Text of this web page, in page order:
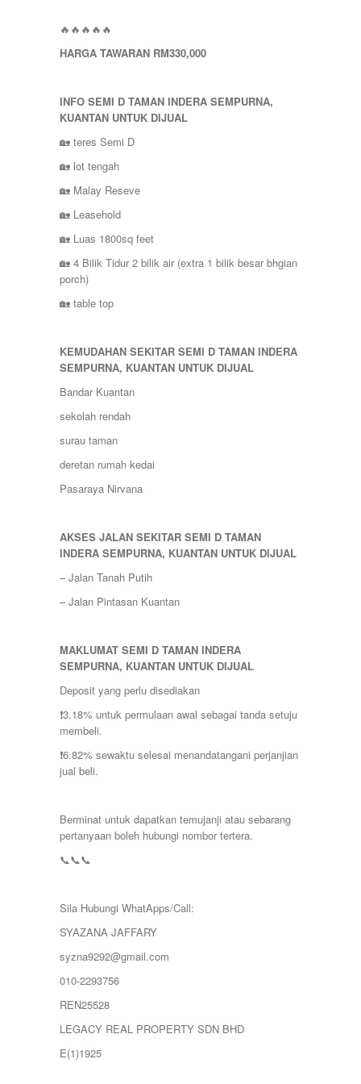
SEPANG
TEMERLOH
🔥🔥🔥🔥🔥
HARGA TAWARAN RM330,000
INFO SEMI D TAMAN INDERA SEMPURNA,
KUANTAN UNTUK DIJUAL
🏡 teres Semi D
🏡 lot tengah
🏡 Malay Reseve
🏡 Leasehold
🏡 Luas 1800sq feet
🏡 4 Bilik Tidur 2 bilik air (extra 1 bilik besar bhgian
porch)
🏡 table top
KEMUDAHAN SEKITAR SEMI D TAMAN INDERA
SEMPURNA, KUANTAN UNTUK DIJUAL
Bandar Kuantan
sekolah rendah
surau taman
deretan rumah kedai
Pasaraya Nirvana
AKSES JALAN SEKITAR SEMI D TAMAN
INDERA SEMPURNA, KUANTAN UNTUK DIJUAL
– Jalan Tanah Putih
– Jalan Pintasan Kuantan
MAKLUMAT SEMI D TAMAN INDERA
SEMPURNA, KUANTAN UNTUK DIJUAL
Deposit yang perlu disediakan
❗️3.18% untuk permulaan awal sebagai tanda setuju
membeli.
❗️6.82% sewaktu selesai menandatangani perjanjian
jual beli.
Berminat untuk dapatkan temujanji atau sebarang
pertanyaan boleh hubungi nombor tertera.
📞📞📞
Sila Hubungi WhatApps/Call:
SYAZANA JAFFARY
syzna9292@gmail.com
010-2293756
REN25528
LEGACY REAL PROPERTY SDN BHD
E(1)1925